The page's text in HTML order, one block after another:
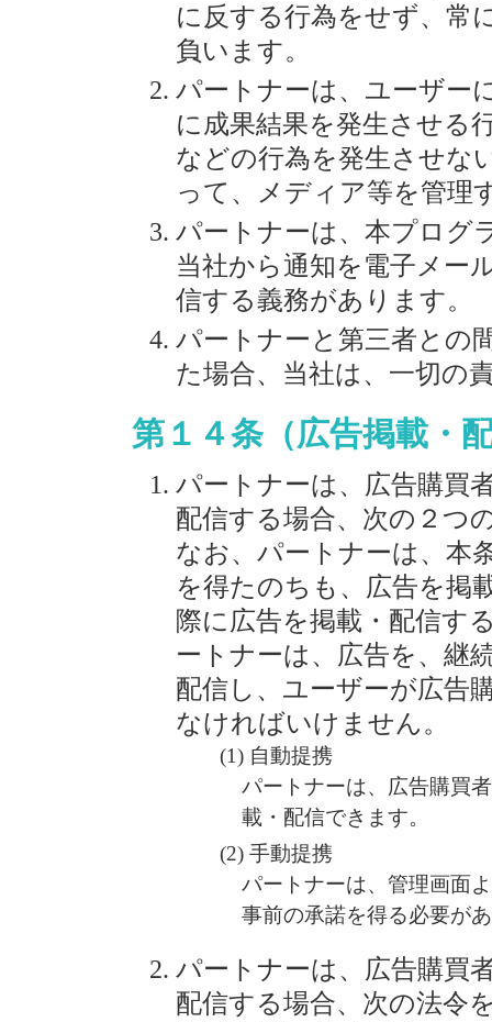
に反する行為をせず、常
負います。
パートナーは、ユーザー
に成果結果を発生させる
などの行為を発生させな
って、メディア等を管理
パートナーは、本プログ
当社から通知を電子メー
信する義務があります。
パートナーと第三者との
た場合、当社は、一切の
第１４条（広告掲載・
パートナーは、広告購買
配信する場合、次の２つ
なお、パートナーは、本
を得たのちも、広告を掲
際に広告を掲載・配信す
ートナーは、広告を、継
配信し、ユーザーが広告
なければいけません。
自動提携
パートナーは、広告購買
載・配信できます。
手動提携
パートナーは、管理画面
事前の承諾を得る必要が
パートナーは、広告購買
配信する場合、次の法令